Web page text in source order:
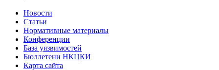
Новости
Статьи
Нормативные материалы
Конференции
База уязвимостей
Бюллетени НКЦКИ
Карта сайта